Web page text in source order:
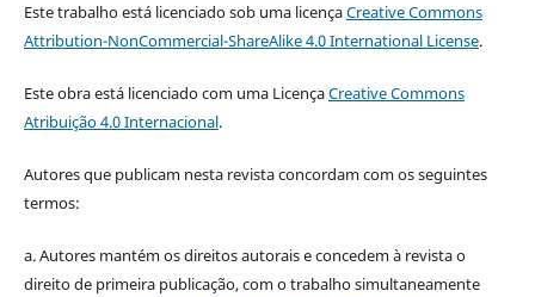
Este trabalho está licenciado sob uma licençaCreative Commons
Attribution-NonCommercial-ShareAlike 4.0 International License.
Este obra está licenciado com uma LicençaCreative Commons
Atribuição 4.0 Internacional.
Autores que publicam nesta revista concordam com os seguintes
termos:
a. Autores mantém os direitos autorais e concedem à revista o
direito de primeira publicação, com o trabalho simultaneamente